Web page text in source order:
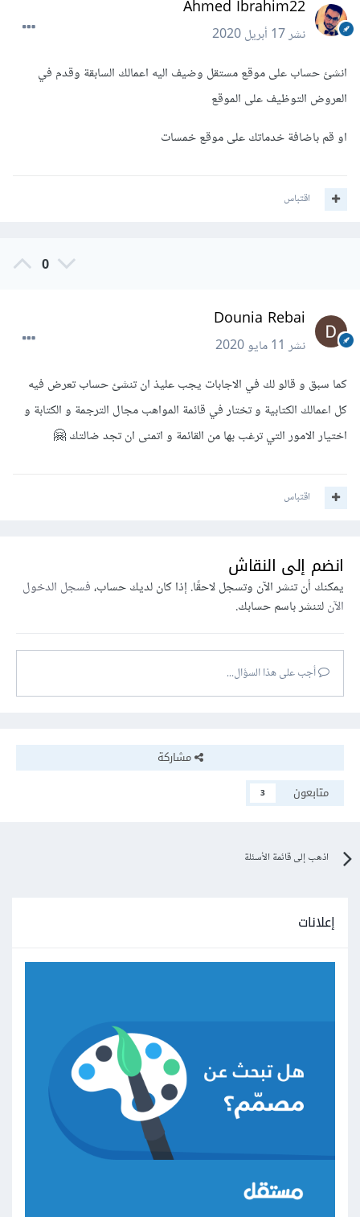
Ahmed Ibrahim22
نشر17 أبريل 2020
انشئ حساب على موقع مستقل وضيف اليه اعمالك السابقة وقدم في
العروض التوظيف على الموقع
او قم باضافة خدماتك على موقع خمسات
اقتباس
0
Dounia Rebai
نشر11 مايو 2020
كما سبق و قالو لك في الاجابات يجب عليذ ان تنشئ حساب تعرض فيه
كل اعمالك الكتابية و تختار في قائمة المواهب مجال الترجمة و الكتابة و
اختيار الامور التي ترغب بها من القائمة و اتمنى ان تجد ضالتك 🤗
اقتباس
انضم إلى النقاش
يمكنك أن تنشر الآن وتسجل لاحقًا. إذا كان لديك حساب،فسجل الدخول
الآنلتنشر باسم حسابك.
أجب على هذا السؤال...
مشاركة
متابعون
3
اذهب إلى قائمة الأسئلة
إعلانات